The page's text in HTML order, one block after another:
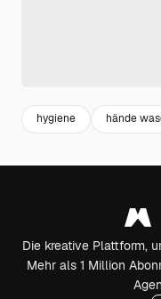
hygiene hände
Die kreative Plattform,
Mehr als 1 Million